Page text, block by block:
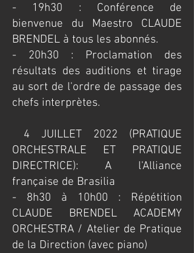
​- 19h30 : Conférence de
bienvenue du Maestro CLAUDE
BRENDEL à tous les abonnés.
- 20h30 : Proclamation des
résultats des auditions et tirage
au sort de l'ordre de passage des
chefs interprètes.
​ 4 JUILLET 2022 (PRATIQUE
ORCHESTRALE ET PRATIQUE
DIRECTRICE): A l'Alliance
française de Brasilia
​- 8h30 à 10h00 : Répétition
CLAUDE BRENDEL ACADEMY
ORCHESTRA / Atelier de Pratique
de la Direction (avec piano)